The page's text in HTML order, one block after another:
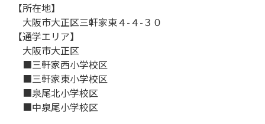
【所在地】
大阪市大正区三軒家東４-４-３０
【通学エリア】
大阪市大正区
■三軒家西小学校区
■三軒家東小学校区
■泉尾北小学校区
■中泉尾小学校区